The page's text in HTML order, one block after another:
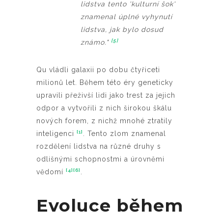
lidstva tento 'kulturní šok'
znamenal úplné vyhynutí
lidstva, jak bylo dosud
známo." [5]
Qu vládli galaxii po dobu čtyřiceti
milionů let. Během této éry geneticky
upravili přeživší lidi jako trest za jejich
odpor a vytvořili z nich širokou škálu
nových forem, z nichž mnohé ztratily
inteligenci
[1]
. Tento zlom znamenal
rozdělení lidstva na různé druhy s
odlišnými schopnostmi a úrovněmi
vědomí [4][6]
Evoluce během